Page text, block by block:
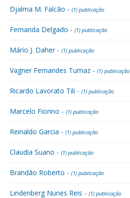
Djalma M. Falcão - (1) publicação
Fernanda Delgado - (1) publicação
Mário J. Daher - (1) publicação
Vagner Fernandes Tumaz - (1) publicação
Ricardo Lavorato Tili - (1) publicação
Marcelo Fiorino - (1) publicação
Reinaldo Garcia - (1) publicação
Claudia Suano - (1) publicação
Brandão Roberto - (1) publicação
Lindenberg Nunes Reis - (1) publicação